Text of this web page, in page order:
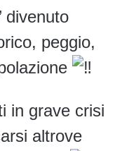
divenuto
peggio,
in grave crisi
altrove